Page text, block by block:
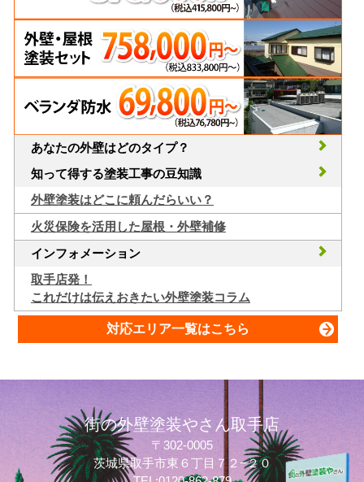
あなたの外壁はどのタイプ？
知って得する塗装工事の豆知識
外壁塗装はどこに頼んだらいい？
火災保険を活用した屋根・外壁補修
インフォメーション
取手店発！
これだけは伝えおきたい外壁塗装コラム
対応エリア一覧はこちら
街の外壁塗装やさん取手店
〒302-0005
茨城県取手市東６丁目７２−２０